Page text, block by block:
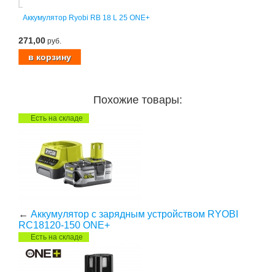
Аккумулятор Ryobi RB 18 L 25 ONE+
271,00 руб.
Похожие товары:
Есть на складе
← Аккумулятор с зарядным устройством RYOBI
RC18120-150 ONE+
Есть на складе